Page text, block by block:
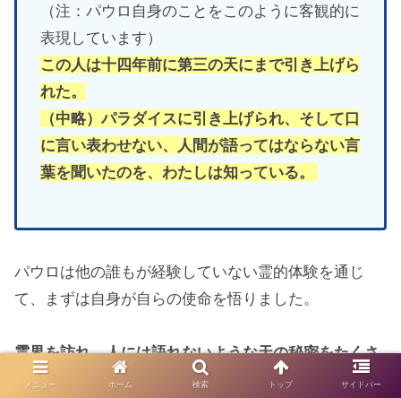
（注：パウロ自身のことをこのように客観的に
表現しています）
この人は十四年前に第三の天にまで引き上げら
れた。
（中略）パラダイスに引き上げられ、そして口
に言い表わせない、人間が語ってはならない言
葉を聞いたのを、わたしは知っている。
パウロは他の誰もが経験していない霊的体験を通じ
て、まずは自身が自らの使命を悟りました。
霊界を訪れ、人には語れないような天の秘密をたくさ
ん聞きました。
メニュー ホーム 検索 トップ サイドバー